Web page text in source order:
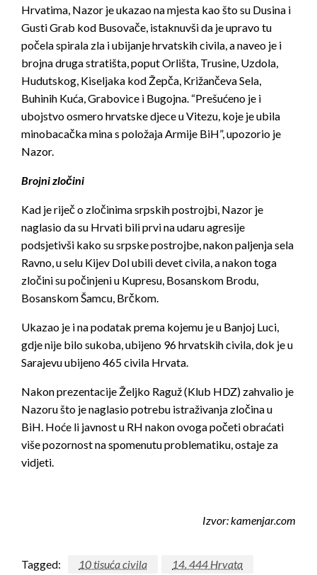
Hrvatima, Nazor je ukazao na mjesta kao što su Dusina i
Gusti Grab kod Busovače, istaknuvši da je upravo tu
počela spirala zla i ubijanje hrvatskih civila, a naveo je i
brojna druga stratišta, poput Orlišta, Trusine, Uzdola,
Hudutskog, Kiseljaka kod Žepča, Križančeva Sela,
Buhinih Kuća, Grabovice i Bugojna. “Prešućeno je i
ubojstvo osmero hrvatske djece u Vitezu, koje je ubila
minobacačka mina s položaja Armije BiH”, upozorio je
Nazor.
Brojni zločini
Kad je riječ o zločinima srpskih postrojbi, Nazor je
naglasio da su Hrvati bili prvi na udaru agresije
podsjetivši kako su srpske postrojbe, nakon paljenja sela
Ravno, u selu Kijev Dol ubili devet civila, a nakon toga
zločini su počinjeni u Kupresu, Bosanskom Brodu,
Bosanskom Šamcu, Brčkom.
Ukazao je i na podatak prema kojemu je u Banjoj Luci,
gdje nije bilo sukoba, ubijeno 96 hrvatskih civila, dok je u
Sarajevu ubijeno 465 civila Hrvata.
Nakon prezentacije Željko Raguž (Klub HDZ) zahvalio je
Nazoru što je naglasio potrebu istraživanja zločina u
BiH. Hoće li javnost u RH nakon ovoga početi obraćati
više pozornost na spomenutu problematiku, ostaje za
vidjeti.
Izvor: kamenjar.com
Tagged: 10 tisuća civila 14. 444 Hrvata